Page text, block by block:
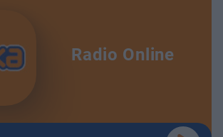
Radio Online